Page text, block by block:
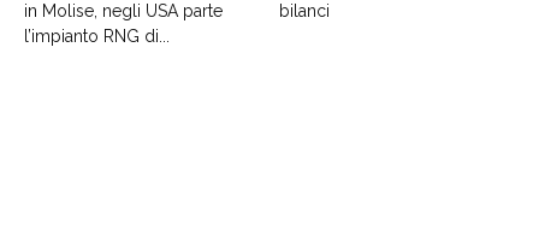
in Molise, negli USA parte
l’impianto RNG di...
bilanci